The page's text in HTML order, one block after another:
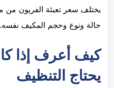
يختلف سعر تعبئة الفريون
حالة ونوع وحجم المكيف نفسه.
كيف أعرف إذا
يحتاج التنظيف